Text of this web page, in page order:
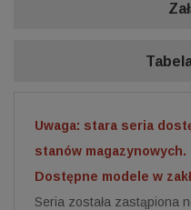
Uwaga: stara seria
stanów magazynowych.
Dostępne modele w
Seria została zastąpiona